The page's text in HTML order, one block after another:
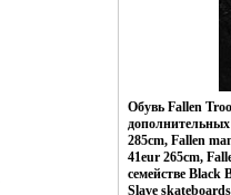
Обувь Fallen
285cm, Fallen
41eur 265cm,
семействе
Slave